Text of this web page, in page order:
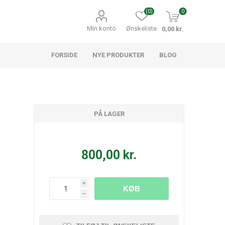
Min konto Ønskeliste
(0) 0
0,00 kr.
FORSIDE NYE PRODUKTER BLOG
PÅ LAGER
800,00 kr.
i
h
KØB